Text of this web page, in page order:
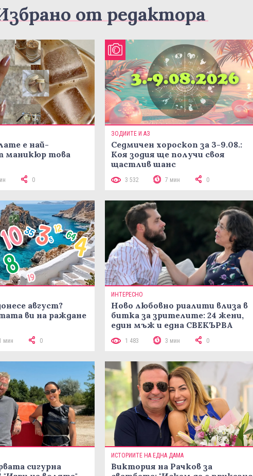
от редактора
е най-
маникюр това
0
ЗОДИИТЕ И АЗ
Седмичен хороскоп за 3-9.08.:
Коя зодия ще получи своя
щастлив шанс
3 532 7 мин 0
август?
ви на ражданe
мин 0
ИНТЕРЕСНО
Ново любовно риалити влиза в
битка за зрителите: 24 жени,
един мъж и една СВЕКЪРВА
1 483 3 мин 0
сигурна
ИСТОРИИТЕ НА ЕДНА ДАМА
Виктория на Рачков за